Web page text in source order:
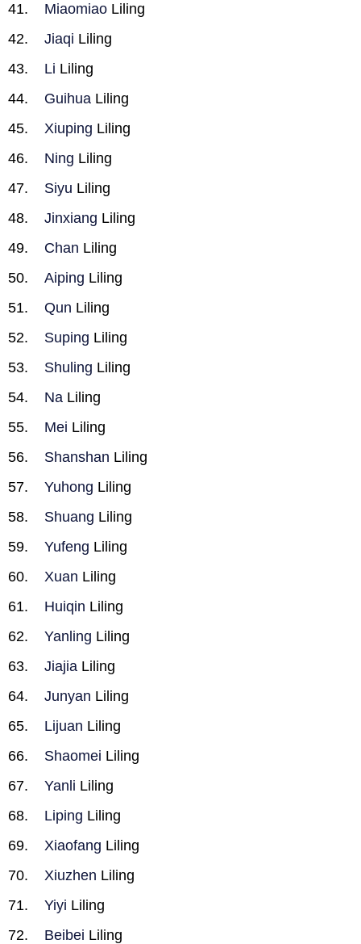
Miaomiao Liling
Jiaqi Liling
Li Liling
Guihua Liling
Xiuping Liling
Ning Liling
Siyu Liling
Jinxiang Liling
Chan Liling
Aiping Liling
Qun Liling
Suping Liling
Shuling Liling
Na Liling
Mei Liling
Shanshan Liling
Yuhong Liling
Shuang Liling
Yufeng Liling
Xuan Liling
Huiqin Liling
Yanling Liling
Jiajia Liling
Junyan Liling
Lijuan Liling
Shaomei Liling
Yanli Liling
Liping Liling
Xiaofang Liling
Xiuzhen Liling
Yiyi Liling
Beibei Liling